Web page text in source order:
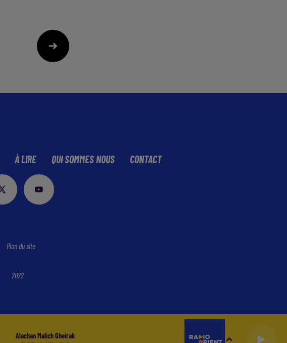
À LIRE QUI SOMMES NOUS CONTACT
Alachan Malich Gheirak
Plan du site
2022